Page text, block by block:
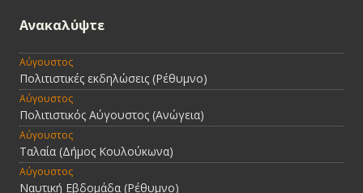
Ανακαλύψτε
Αύγουστος
Πολιτιστικές εκδηλώσεις (Ρέθυμνο)
Αύγουστος
Πολιτιστικός Αύγουστος (Ανώγεια)
Αύγουστος
Ταλαία (Δήμος Κουλούκωνα)
Αύγουστος
Ναυτική Εβδομάδα (Ρέθυμνο)